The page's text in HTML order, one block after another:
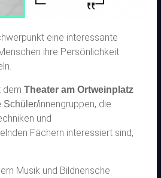
eine interessante
ihre Persönlichkeit
dem Theater am Ortweinplatz
Schüler/innengruppen, die
und
Fächern interessiert sind,
Musik und Bildnerische